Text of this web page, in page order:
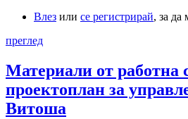
Влез или се регистрирай, за
преглед
Материали от работна
проектоплан за
Витоша